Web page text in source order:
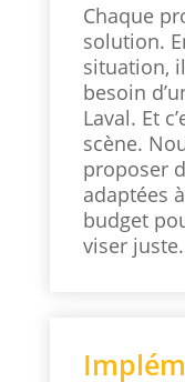
Chaque
solution.
situation,
besoin
Laval. Et
scène.
proposer
adaptées
budget
viser juste.